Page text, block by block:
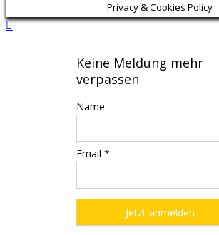
Privacy & Cookies Policy
Keine Meldung mehr
verpassen
Name
Email *